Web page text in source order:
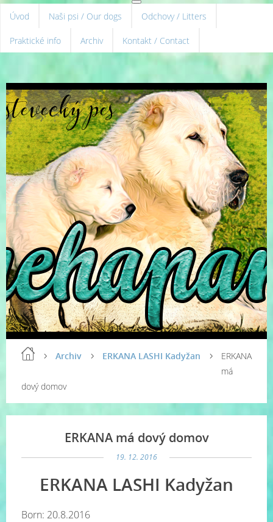
Úvod Naši psi / Our dogs Odchovy / Litters
Praktické info Archiv Kontakt / Contact
Archiv ERKANA LASHI Kadyžan
ERKANA
má
dový domov
ERKANA má dový domov
19. 12. 2016
ERKANA LASHI Kadyžan
Born: 20.8.2016